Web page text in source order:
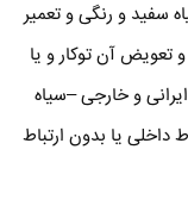
سفید و رنگی و تعمیر
آن توکار و یا
و خارجی –سیاه
داخلی یا بدون ارتباط